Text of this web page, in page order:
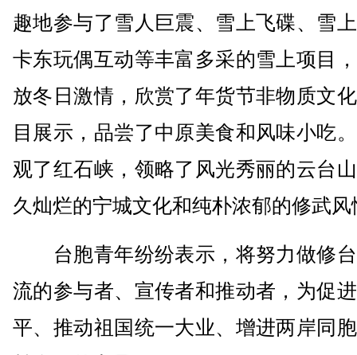
趣地参与了雪人巨震、雪上飞碟、雪
卡东玩偶互动等丰富多采的雪上项目
放冬日激情，欣赏了年货节非物质文
目展示，品尝了中原美食和风味小吃
观了红石峡，领略了风光秀丽的云台
久灿烂的宁城文化和纯朴浓郁的修武风
台胞青年纷纷表示，将努力做修
流的参与者、宣传者和推动者，为促
平、推动祖国统一大业、增进两岸同